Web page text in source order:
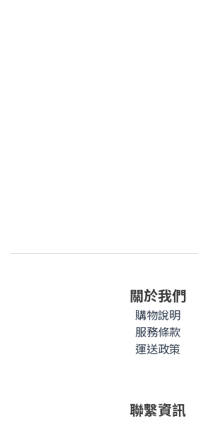
關於我們
購物說明
服務條款
運送政策
聯繫資訊